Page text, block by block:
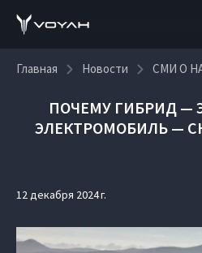
Главная Новости СМИ О
ПОЧЕМУ ГИБРИД —
ЭЛЕКТРОМОБИЛЬ —
12 декабря 2024 г.